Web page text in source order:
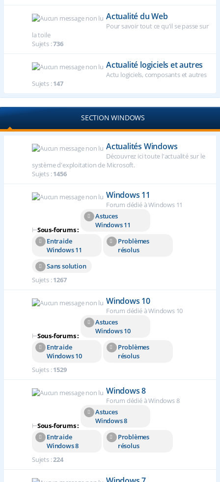
Actualité du Web
Pour savoir tout ce qu'il se passe sur
la toile
Sujets :736
Actualité logiciels et autres
Actu logiciels, composants et autres
Sujets :147
SECTION WINDOWS
Actualités Windows
Découvrez ici toute l'actualité sur le
système d'exploitation de Microsoft.
Sujets :1456
Windows 11
Forum dédié à Windows 11
⊢Sous-forums :
Astuces
Windows 11
Entraide
Windows 11
Problèmes
résolus
Sans solution
Sujets :1267
Windows 10
Forum dédié à Windows 10
⊢Sous-forums :
Astuces
Windows 10
Entraide
Windows 10
Problèmes
résolus
Sujets :1529
Windows 8
Forum dédié à Windows 8
⊢Sous-forums :
Astuces
Windows 8
Entraide
Windows 8
Problèmes
résolus
Sujets :224